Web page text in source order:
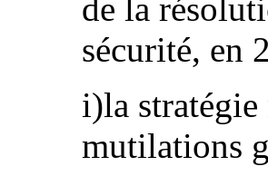
de la
sécurité, en
i)la stratégie
mutilations